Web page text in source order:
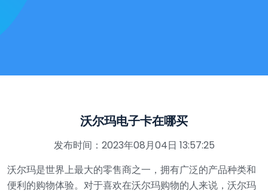
沃尔玛电子卡在哪买
发布时间：2023年08月04日 13:57:25
沃尔玛是世界上最大的零售商之一，拥有广泛的产品种类和
便利的购物体验。对于喜欢在沃尔玛购物的人来说，沃尔玛